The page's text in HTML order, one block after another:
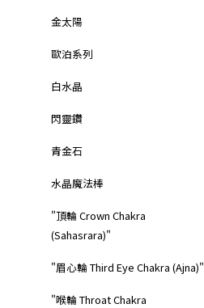
金太陽
歐泊系列
白水晶
閃靈鑽
青金石
水晶魔法棒
"頂輪 Crown Chakra
(Sahasrara)"
"眉心輪 Third Eye Chakra (Ajna)"
"喉輪 Throat Chakra